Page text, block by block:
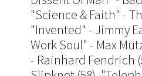
"Science & Faith" -
"Invented" - Jimmy
Work Soul" - Max
- Rainhard Fendrich